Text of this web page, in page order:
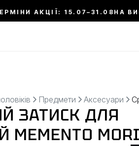
АКЦІЇ: 15.07–31.08 НА
Предмети Аксесуари
ЗАТИСК ДЛЯ